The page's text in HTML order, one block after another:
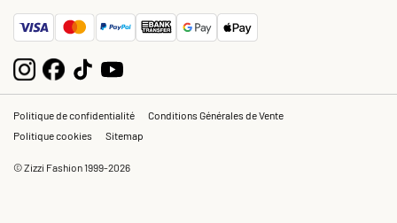
Politique de confidentialité
Conditions Générales de Vente
Politique cookies
Sitemap
© Zizzi Fashion 1999-2026